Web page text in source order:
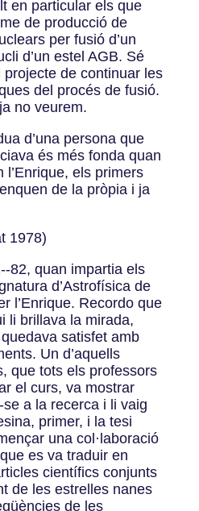
en particular els que
de producció de
per fusió d’un
d’un estel AGB. Sé
de continuar les
del procés de fusió.
no veurem.
d’una persona que
és més fonda quan
l’Enrique, els primers
de la pròpia i ja
1978)
quan impartia els
d’Astrofísica de
l’Enrique. Recordo que
li brillava la mirada,
satisfet amb
Un d’aquells
que tots els professors
el curs, va mostrar
a la recerca i li vaig
primer, i la tesi
una col·laboració
es va traduir en
científics conjunts
de les estrelles nanes
de les